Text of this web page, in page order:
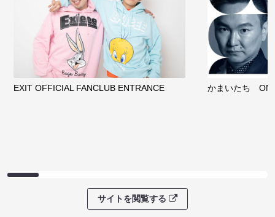
EXIT OFFICIAL FANCLUB ENTRANCE かまいたち
サイトを閲覧する